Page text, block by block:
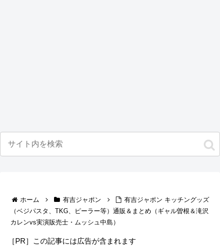
ホーム 有吉ジャポン
有吉ジャポン キッチングッズ
（ベジパスタ、TKG、ピーラー等）通販＆まとめ（ギャル曽根＆滝沢
カレンvs実演販売士・ムッシュ中島）
［PR］この記事には広告が含まれます